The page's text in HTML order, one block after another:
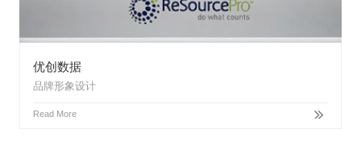
优创数据
品牌形象设计
Read More